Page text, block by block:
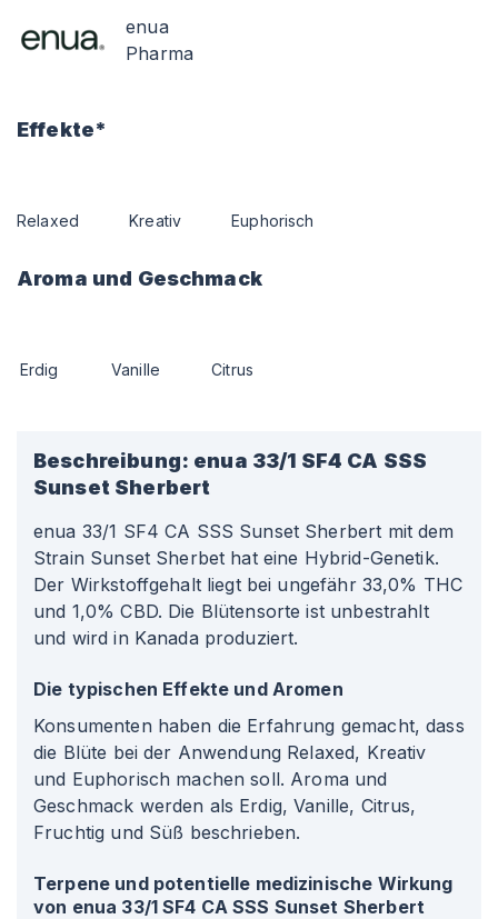
enua
Pharma
Effekte*
Relaxed Kreativ Euphorisch
Aroma und Geschmack
Erdig Vanille Citrus
Beschreibung: enua 33/1 SF4 CA SSS
Sunset Sherbert
enua 33/1 SF4 CA SSS Sunset Sherbert mit dem
Strain Sunset Sherbet hat eine Hybrid-Genetik.
Der Wirkstoffgehalt liegt bei ungefähr 33,0% THC
und 1,0% CBD. Die Blütensorte ist unbestrahlt
und wird in Kanada produziert.
Die typischen Effekte und Aromen
Konsumenten haben die Erfahrung gemacht, dass
die Blüte bei der Anwendung Relaxed, Kreativ
und Euphorisch machen soll. Aroma und
Geschmack werden als Erdig, Vanille, Citrus,
Fruchtig und Süß beschrieben.
Terpene und potentielle medizinische Wirkung
von enua 33/1 SF4 CA SSS Sunset Sherbert